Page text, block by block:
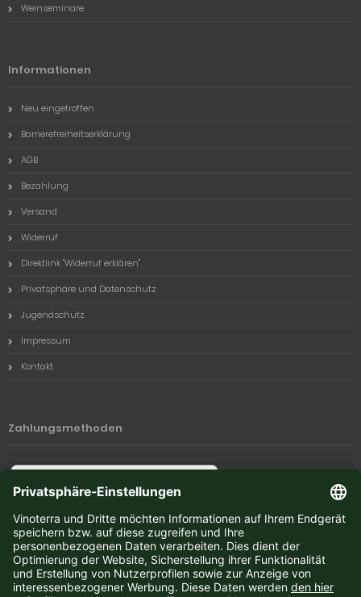
Weinseminare
Informationen
Neu eingetroffen
Barrierefreiheitserklärung
AGB
Bezahlung
Versand
Widerruf
Direktlink "Widerruf erklären"
Privatsphäre und Datenschutz
Jugendschutz
Impressum
Kontakt
Zahlungsmethoden
Newsletter-Anmeldung